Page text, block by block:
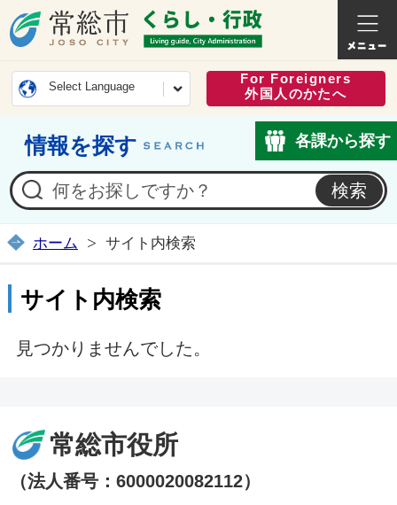
常総市公式ホームページ
くらし
Select Language
For Foreigners
外国人のかたへ
情報を探す 各課から探す
ホーム サイト内検索
サイト内検索
見つかりませんでした。
常総市役所
（法人番号：6000020082112）